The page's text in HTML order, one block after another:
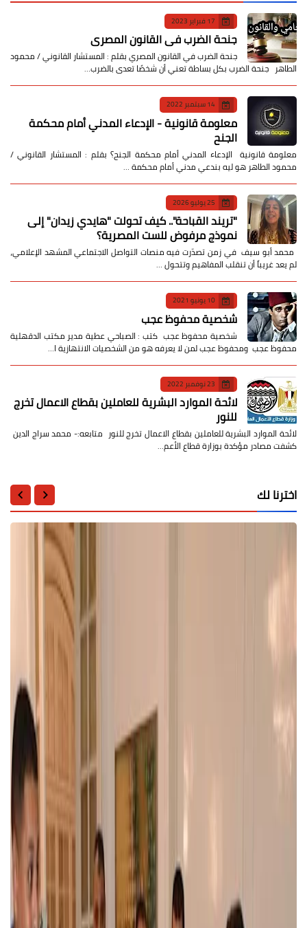
17 فبراير 2023
جنحة الضرب في القانون المصري
جنحة الضرب في القانون المصري بقلم : المستشار القانوني / محمود
الطاهر جنحة الضرب بكل بساطة تعني أن شخصًا تعدى بالضرب…
14 سبتمبر 2022
معلومة قانونية - الإدعاء المدني أمام محكمة
الجنح
معلومة قانونية الإدعاء المدني أمام محكمة الجنح؟ بقلم : المستشار القانوني /
محمود الطاهر هو ليه بندعي مدني أمام محكمة …
25 يوليو 2026
​"تريند القباحة".. كيف تحولت "هايدي زيدان" إلى
نموذج مرفوض للست المصرية؟
​ محمد أبو سيف ​في زمن تصدّرت فيه منصات التواصل الاجتماعي المشهد الإعلامي،
لم يعد غريباً أن تنقلب المفاهيم وتتحول …
10 يونيو 2021
شخصية محفوظ عجب
شخصية محفوظ عجب كتب : الصباحي عطية مدير مكتب الدقهلية
محفوظ عجب ومحفوظ عجب لمن لا يعرفه هو من الشخصيات الانتهازية ا…
23 نوفمبر 2022
لائحة الموارد البشرية للعاملين بقطاع الاعمال تخرج
للنور
لائحة الموارد البشرية للعاملين بقطاع الاعمال تخرج للنور متابعه:- محمد سراج الدين
كشفت مصادر مؤكدة بوزارة قطاع الأعم…
اخترنا لك